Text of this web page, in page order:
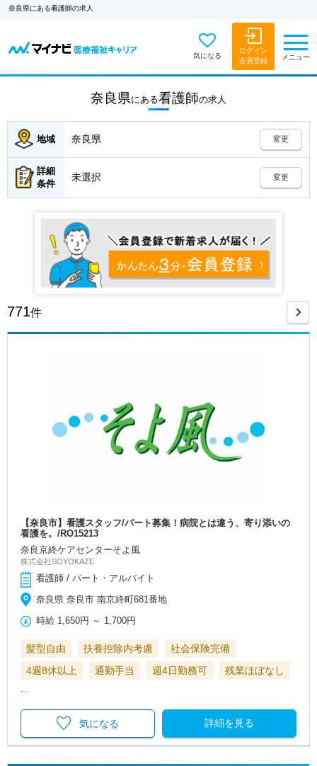
奈良県にある看護師の求人
気になる
ログイン
会員登録
メニュー
奈良県にある看護師の求人
地域 奈良県 変更
詳細
条件
未選択 変更
771件
【奈良市】看護スタッフ/パート募集！病院とは違う、寄り添いの
看護を。/RO15213
奈良京終ケアセンターそよ風
株式会社SOYOKAZE
看護師 / パート・アルバイト
奈良県 奈良市 南京終町681番地
時給 1,650円 ～ 1,700円
髪型自由 扶養控除内考慮
社会保険完備
4週8休以上
通勤手当 週4日勤務可 残業ほぼなし
詳細を見る
気になる